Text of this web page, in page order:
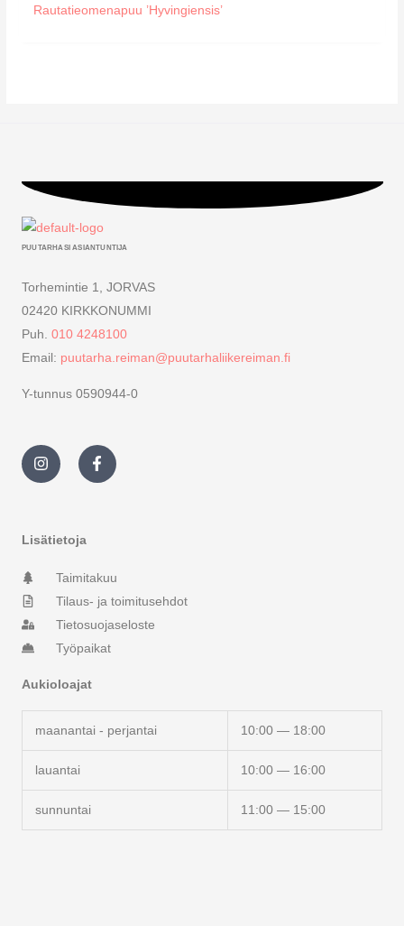
Rautatieomenapuu ’Hyvingiensis’
PUUTARHASI ASIANTUNTIJA
Torhemintie 1, JORVAS
02420 KIRKKONUMMI
Puh. 010 4248100
Email: puutarha.reiman@puutarhaliikereiman.fi
Y-tunnus 0590944-0
I
n
s
t
r
a
F
a
c
e
f
Lisätietoja
Taimitakuu
Tilaus- ja toimitusehdot
Tietosuojaseloste
Työpaikat
Aukioloajat
maanantai - perjantai 10:00 — 18:00
lauantai 10:00 — 16:00
sunnuntai 11:00 — 15:00